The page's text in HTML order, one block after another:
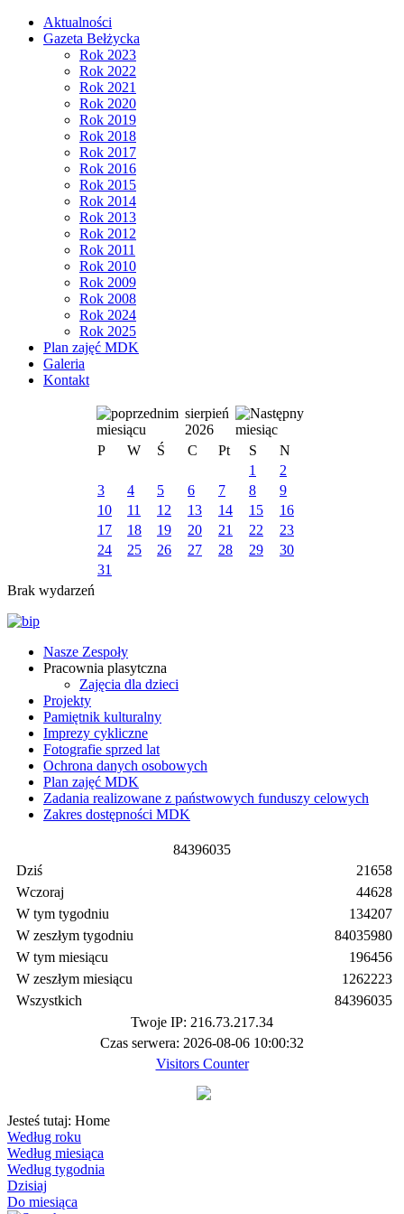
Aktualności
Gazeta Bełżycka
Rok 2023
Rok 2022
Rok 2021
Rok 2020
Rok 2019
Rok 2018
Rok 2017
Rok 2016
Rok 2015
Rok 2014
Rok 2013
Rok 2012
Rok 2011
Rok 2010
Rok 2009
Rok 2008
Rok 2024
Rok 2025
Plan zajęć MDK
Galeria
Kontakt
sierpień
2026
P
W Ś C Pt S
N
1
2
3
4 5 6 7 8
9
10
11 12 13 14 15
16
17
18 19 20 21 22
23
24
25 26 27 28 29
30
31
Brak wydarzeń
Nasze Zespoły
Pracownia plasytczna
Zajęcia dla dzieci
Projekty
Pamiętnik kulturalny
Imprezy cykliczne
Fotografie sprzed lat
Ochrona danych osobowych
Plan zajęć MDK
Zadania realizowane z państwowych funduszy celowych
Zakres dostępności MDK
84396035
Dziś
Wczoraj
W tym tygodniu
W zeszłym tygodniu
W tym miesiącu
W zeszłym miesiącu
Wszystkich
21658
44628
134207
84035980
196456
1262223
84396035
Twoje IP: 216.73.217.34
Czas serwera: 2026-08-06 10:00:32
Visitors Counter
Jesteś tutaj: Home
Według roku
Według miesiąca
Według tygodnia
Dzisiaj
Do miesiąca